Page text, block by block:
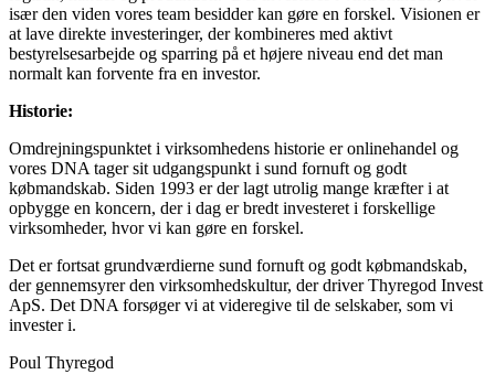
især den viden vores team besidder kan gøre en forskel. Visionen er
at lave direkte investeringer, der kombineres med aktivt
bestyrelsesarbejde og sparring på et højere niveau end det man
normalt kan forvente fra en investor.
Historie:
Omdrejningspunktet i virksomhedens historie er onlinehandel og
vores DNA tager sit udgangspunkt i sund fornuft og godt
købmandskab. Siden 1993 er der lagt utrolig mange kræfter i at
opbygge en koncern, der i dag er bredt investeret i forskellige
virksomheder, hvor vi kan gøre en forskel.
Det er fortsat grundværdierne sund fornuft og godt købmandskab,
der gennemsyrer den virksomhedskultur, der driver Thyregod Invest
ApS. Det DNA forsøger vi at videregive til de selskaber, som vi
invester i.
Poul Thyregod